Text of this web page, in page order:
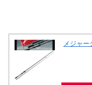
メジャー